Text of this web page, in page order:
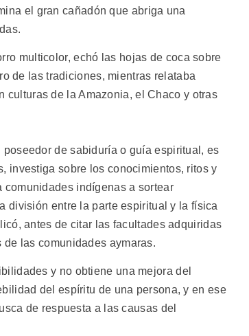
el gran cañadón que abriga una
multicolor, echó las hojas de coca sobre
de las tradiciones, mientras relataba
culturas de la Amazonia, el Chaco y otras
de sabiduría o guía espiritual, es
investiga sobre los conocimientos, ritos y
indígenas a sortear
división entre la parte espiritual y la física
antes de citar las facultades adquiridas
las comunidades aymaras.
y no obtiene una mejora del
del espíritu de una persona, y en ese
de respuesta a las causas del